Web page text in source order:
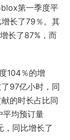
第一季度平
长了79％。其
长了87%，而
104％的增
97亿小时，同
的时长占比同
平均预订量
，同比增长了